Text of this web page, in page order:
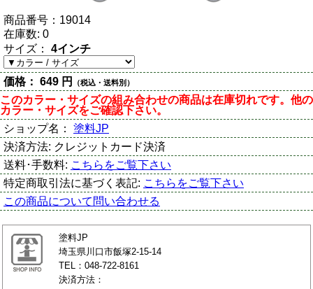
商品番号： 19014
在庫数: 0
サイズ： 4インチ
価格： 649 円 （税込・送料別）
このカラー・サイズの組み合わせの商品は在庫切れです。他の
カラー・サイズをご確認下さい。
ショップ名： 塗料JP
決済方法: クレジットカード決済
送料･手数料: こちらをご覧下さい
特定商取引法に基づく表記: こちらをご覧下さい
この商品について問い合わせる
塗料JP
埼玉県川口市飯塚2-15-14
TEL：048-722-8161
決済方法：